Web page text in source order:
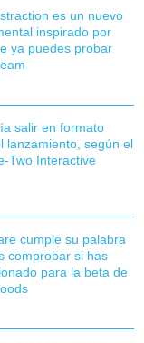
es un nuevo
inspirado por
ya puedes probar
salir en formato
lanzamiento, según el
Two Interactive
cumple su palabra
comprobar si has
para la beta de